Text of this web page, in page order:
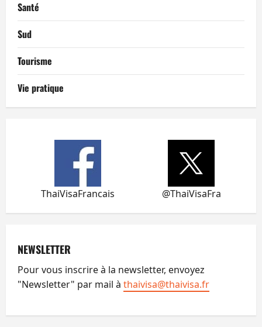
Santé
Sud
Tourisme
Vie pratique
ThaiVisaFrancais @ThaiVisaFra
NEWSLETTER
Pour vous inscrire à la newsletter, envoyez
"Newsletter" par mail à thaivisa@thaivisa.fr